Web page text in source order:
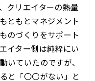
クリエイターの熱量
ともとマネジメント
のづくりをサポート
イター側は純粋にい
いていたのですが、
と「〇〇がない」と